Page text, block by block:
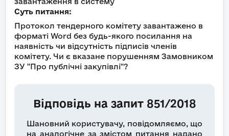
Суть питання:
Протокол тендерного комітету завантажено в
форматі Word без будь-якого посилання на
наявність чи відсутність підписів членів
комітету. Чи є вказане порушенням Замовником
ЗУ "Про публічні закупівлі"?
Відповідь на запит 851/2018
Шановний користувачу, повідомляємо, що
на аналогічне за змістом питання надано